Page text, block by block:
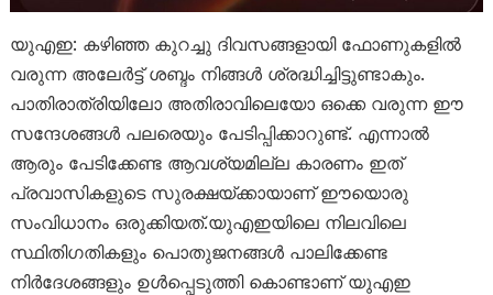
യുഎഇ: കഴിഞ്ഞ കുറച്ചു ദിവസങ്ങളായി ഫോണുകളിൽ
വരുന്ന അലേർട്ട് ശബ്ദം നിങ്ങൾ ശ്രദ്ധിച്ചിട്ടുണ്ടാകും.
പാതിരാത്രിയിലോ അതിരാവിലെയോ ഒക്കെ വരുന്ന ഈ
സന്ദേശങ്ങൾ പലരെയും പേടിപ്പിക്കാറുണ്ട്. എന്നാൽ
ആരും പേടിക്കേണ്ട ആവശ്യമില്ല കാരണം ഇത്
പ്രവാസികളുടെ സുരക്ഷയ്ക്കായാണ് ഈയൊരു
സംവിധാനം ഒരുക്കിയത്.യുഎഇയിലെ നിലവിലെ
സ്ഥിതിഗതികളും പൊതുജനങ്ങൾ പാലിക്കേണ്ട
നിർദേശങ്ങളും ഉൾപ്പെടുത്തി കൊണ്ടാണ് യുഎഇ